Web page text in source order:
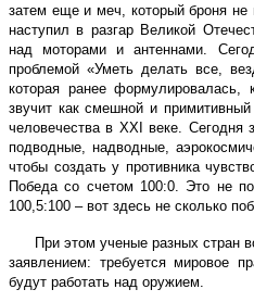
затем еще и меч, который броня
наступил в разгар Великой
над моторами и антеннами.
проблемой «Уметь делать все,
которая ранее формулировалась,
звучит как смешной и примитивный
человечества в XXI веке. Сегодня
подводные, надводные,
чтобы создать у противника
Победа со счетом 100:0. Это не
100,5:100 – вот здесь не сколько
При этом ученые разных стран
заявлением: требуется мировое
будут работать над оружием.